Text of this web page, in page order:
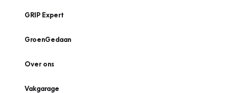
GRIP Expert
GroenGedaan
Over ons
Vakgarage